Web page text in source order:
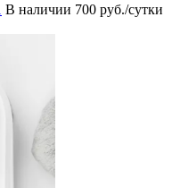
В наличии 700 руб./сутки